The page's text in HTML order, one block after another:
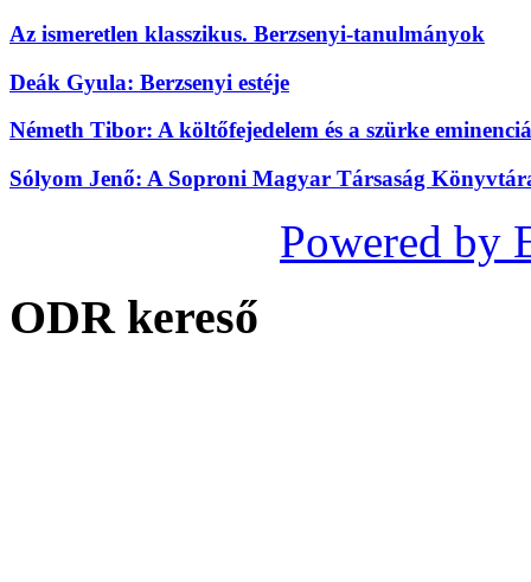
Az ismeretlen klasszikus. Berzsenyi-tanulmányok
Deák Gyula: Berzsenyi estéje
Németh Tibor: A költőfejedelem és a szürke
Sólyom Jenő: A Soproni Magyar Társaság
Powered by
ODR kereső